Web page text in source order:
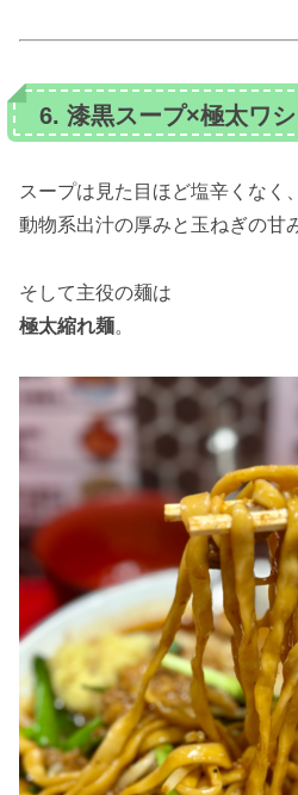
6. 漆黒スープ×極太ワ
スープは見た目ほど塩辛くなく、
動物系出汁の厚みと玉ねぎの甘
そして主役の麺は
極太縮れ麺。